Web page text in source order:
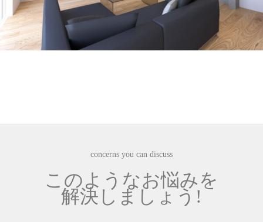
concerns you can discuss
このようなお悩みを
解決しましょう!